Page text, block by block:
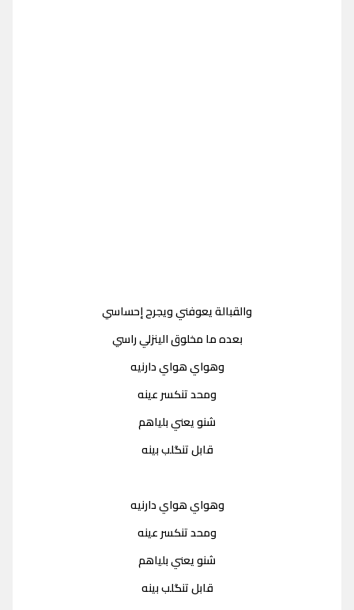
والقبالة يعوفني ويجرح إحساسي
بعده ما مخلوق الينزلي راسي
وهواي هواي دارنيه
ومحد تنكسر عينه
شنو يعني بلياهم
قابل تنگلب بينه
وهواي هواي دارنيه
ومحد تنكسر عينه
شنو يعني بلياهم
قابل تنگلب بينه